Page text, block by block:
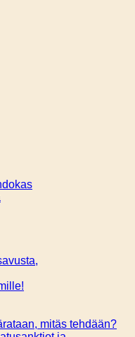
mitäs tehdään?